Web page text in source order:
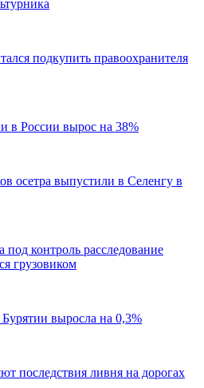
подкупить правоохранителя
в России вырос на 38%
осетра выпустили в Селенгу в
под контроль расследование
грузовиком
выросла на 0,3%
последствия ливня на дорогах